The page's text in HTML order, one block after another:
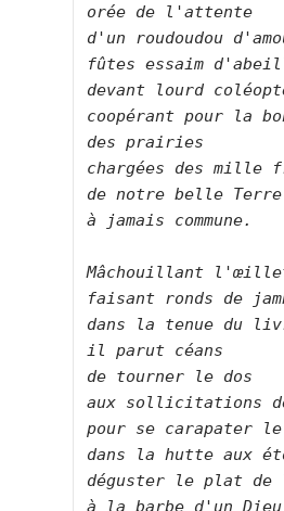
orée de l'attente
d'un roudoudou
fûtes essaim
devant lourd
coopérant pour la
des prairies
chargées des
de notre belle
à jamais
Mâchouillant
faisant ronds de
dans la tenue du
il parut céans
de tourner le dos
aux
pour se carapater
dans la hutte aux
déguster le plat
à la barbe d'un